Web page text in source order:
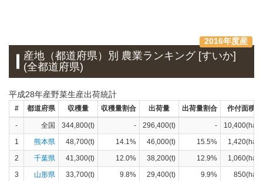
2016年度産
産地（都道府県）別 農業ランキング [すいか]
(全都道府県)
平成28年産野菜生産出荷統計
# 都道府県 収穫量 収穫量割合 出荷量 出荷量割合 作付面積
- 全国 344,800(t) - 296,400(t) -
10,400(ha)
1
熊本県 48,700(t) 14.1% 46,000(t) 15.5%
1,420(ha)
2
千葉県 41,300(t) 12.0% 38,200(t) 12.9%
1,060(ha)
3
山形県 33,700(t) 9.8% 29,400(t) 9.9%
850(ha)